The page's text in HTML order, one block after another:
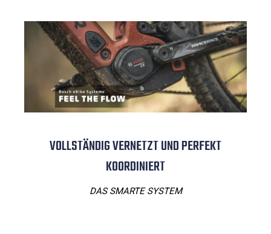
VOLLSTÄNDIG VERNETZT UND PERFEKT
KOORDINIERT
DAS SMARTE SYSTEM